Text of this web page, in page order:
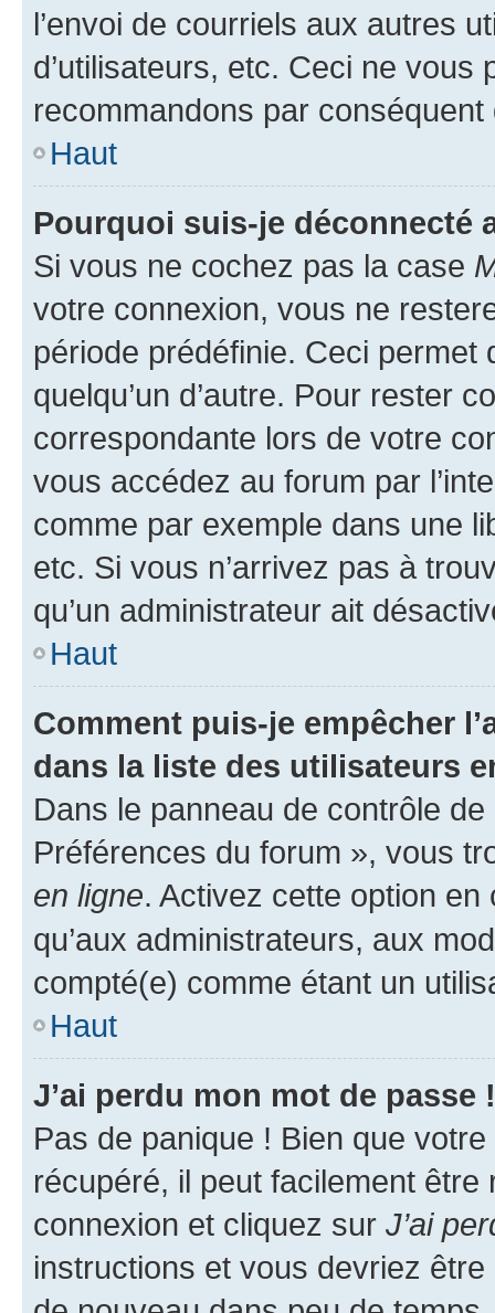
l’envoi de courriels aux autres
d’utilisateurs, etc. Ceci ne vous
recommandons par conséquent
Haut
Pourquoi suis-je déconnecté
Si vous ne cochez pas la case
votre connexion, vous ne
période prédéfinie. Ceci permet
quelqu’un d’autre. Pour rester
correspondante lors de votre
vous accédez au forum par
comme par exemple dans une
etc. Si vous n’arrivez pas à
qu’un administrateur ait
Haut
Comment puis-je empêcher
dans la liste des utilisateurs
Dans le panneau de contrôle
Préférences du forum », vous
en ligne. Activez cette option
qu’aux administrateurs, aux
compté(e) comme étant un
Haut
J’ai perdu mon mot de passe !
Pas de panique ! Bien que
récupéré, il peut facilement
connexion et cliquez sur J’ai
instructions et vous devriez